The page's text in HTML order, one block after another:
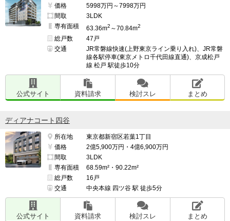
価格
5998万円～7998万円
間取
3LDK
専有面積
63.36m2 ～70.84m2
総戸数
47戸
交通
JR常磐線快速(上野東京ライン乗り入れ)、JR常磐
線各駅停車(東京メトロ千代田線直通)、京成松戸
線 松戸 駅徒歩10分
公式サイト 資料請求 検討スレ まとめ
ディアナコート四谷
所在地
東京都新宿区若葉1丁目
価格
2億5,900万円・4億6,900万円
間取
3LDK
専有面積
68.59m²・90.22m²
総戸数
16戸
交通
中央本線 四ツ谷 駅 徒歩5分
公式サイト 資料請求 検討スレ まとめ